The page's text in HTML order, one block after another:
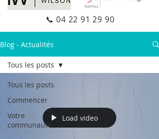
📞04 22 91 29 90
Blog - Actualités
Tous les posts
Commencer
Votre
communauté
Tous les posts
Load video